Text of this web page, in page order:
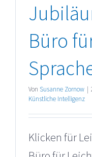
Büro
Von Susanne Zornow |
Künstliche Intelligenz
Klicken für